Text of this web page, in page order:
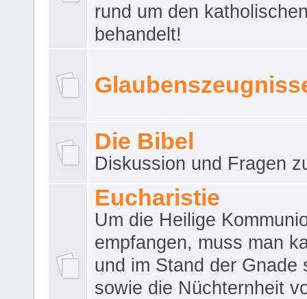
rund um den
behandelt!
Die Bibel
Diskussion und Fragen
Eucharistie
Um die Heilige
empfangen, muss man
und im Stand der Gnade
sowie die Nüchternheit